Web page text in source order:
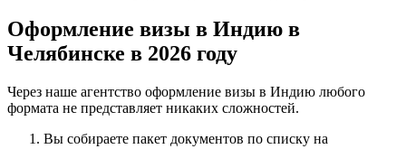
Оформление визы в Индию в
Челябинске в 2026 году
Через наше агентство оформление визы в Индию любого
формата не представляет никаких сложностей.
Вы собираете пакет документов по списку на